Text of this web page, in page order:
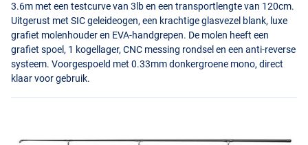
3.6m met een testcurve van 3lb en een transportlengte van 120cm.
Uitgerust met SICgeleideogen, een krachtige glasvezel blank, luxe
grafiet molenhouder en EVA-handgrepen. De molen heeft een
grafiet spoel, 1 kogellager,CNC messing rondsel en een anti-reverse
systeem. Voorgespoeld met 0.33mm donkergroene mono, direct
klaar voor gebruik.